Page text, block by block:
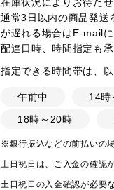
通常3日以内の商品発送
が遅れる場合はE-mail
配達日時、時間指定も承
指定できる時間帯は、以
午前中 14時
18時～20時
※銀行振込などの前払いの
土日祝日は、ご入金の確認
土日祝日の入金確認が必要